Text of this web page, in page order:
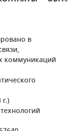
в
коммуникаций